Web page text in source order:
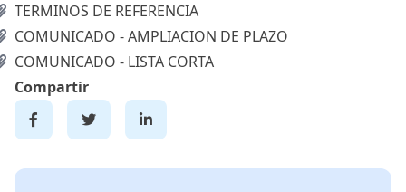
TERMINOS DE REFERENCIA
COMUNICADO - AMPLIACION DE PLAZO
COMUNICADO - LISTA CORTA
Compartir